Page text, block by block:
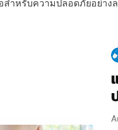
หรับความปลอดภัยอย่างล